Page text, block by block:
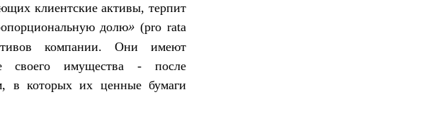
клиентские активы, терпит
долю» (pro rata
компании. Они имеют
своего имущества - после
в которых их ценные бумаги